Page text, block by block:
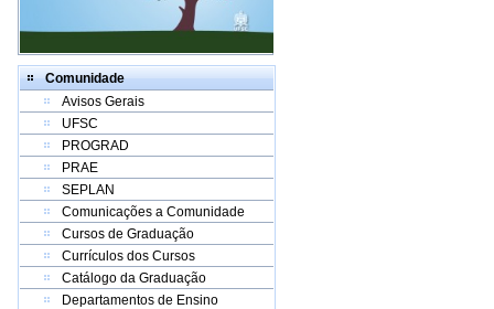
Comunidade
Avisos Gerais
UFSC
PROGRAD
PRAE
SEPLAN
Comunicações a Comunidade
Cursos de Graduação
Currículos dos Cursos
Catálogo da Graduação
Departamentos de Ensino